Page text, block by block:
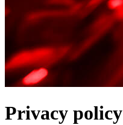
Privacy policy